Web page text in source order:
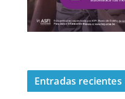
Entradas recientes